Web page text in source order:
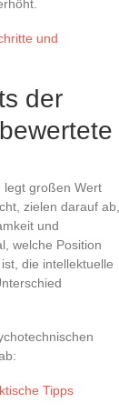
und
der
legt großen Wert
zielen darauf ab,
und
welche Position
die intellektuelle
Tipps